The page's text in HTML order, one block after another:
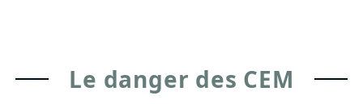
Le danger des CEM